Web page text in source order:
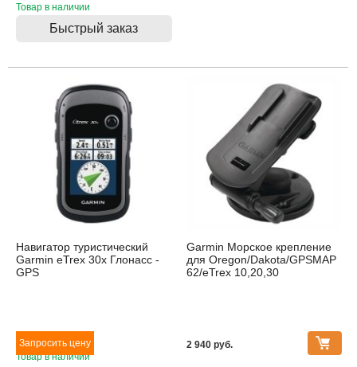
Товар в наличии
Быстрый заказ
Навигатор туристический
Garmin eTrex 30x Глонасс -
GPS
Товар в наличии
Garmin Морское крепление
для Oregon/Dakota/GPSMAP
62/eTrex 10,20,30
2 940 pуб.